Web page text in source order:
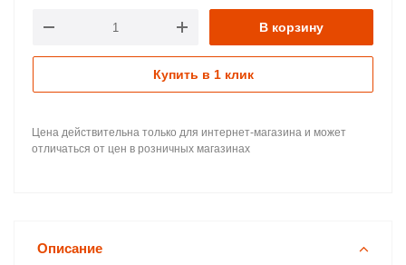
В корзину
Купить в 1 клик
Цена действительна только для интернет-магазина и может
отличаться от цен в розничных магазинах
Описание